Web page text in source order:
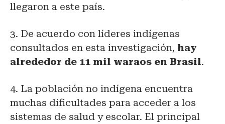
llegaron a este país.
3. De acuerdo con líderes indígenas
consultados en esta investigación, hay
alrededor de 11 mil waraos en Brasil.
4. La población no indígena encuentra
muchas dificultades para acceder a los
sistemas de salud y escolar. El principal